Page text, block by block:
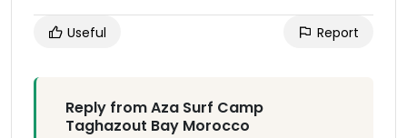
Useful Report
Reply from Aza Surf Camp
Taghazout Bay Morocco